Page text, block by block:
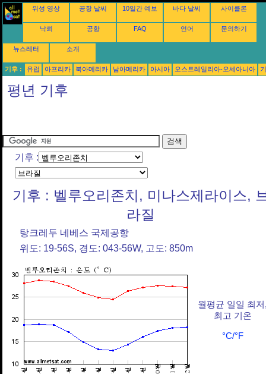
위성 영상 공항 날씨 10일간 예보 바다 날씨 사이클론
낙뢰 공항 FAQ 언어 문의하기
뉴스레터 소개
기후 : 유럽 아프리카 북아메리카 남아메리카 아시아 오스트레일리아-오세아니아
평년 기후
기후 :
기후 : 벨루오리존치, 미나스제라이스,
라질
탕크레두 네베스 국제공항
위도: 19-56S, 경도: 043-56W, 고도: 850m
월평균 일일 최
최고 기온
°C/°F